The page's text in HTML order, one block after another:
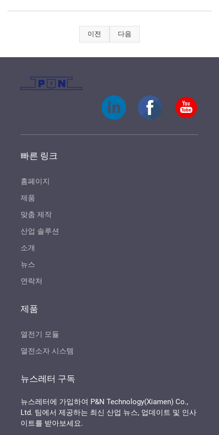
이전 다음
빠른 링크
홈페이지
제품
맞춤 제작
산업 솔루션
소개
뉴스
연락처
제품
열전기 모듈
열전소자 시스템
뉴스레터 구독
뉴스레터에 가입하여 P&N Technology(Xiamen) Co.,
Ltd. 팀에서 제공하는 최신 산업 뉴스, 업데이트 및 인사
이트를 받아보세요.